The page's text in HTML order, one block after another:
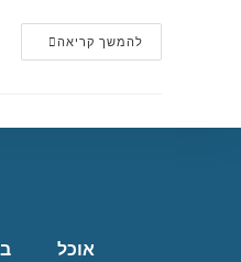
להמשך קריאה
אוכל